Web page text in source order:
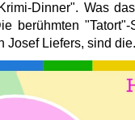
Dinner". Was
berühmten "Tatort"-
Josef Liefers, sind